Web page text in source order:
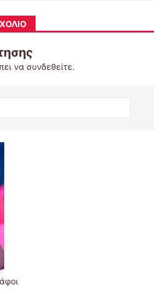
να συνδεθείτε.